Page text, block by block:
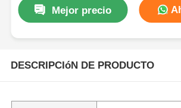
Mejor precio
DESCRIPCIóN DE PRODUCTO